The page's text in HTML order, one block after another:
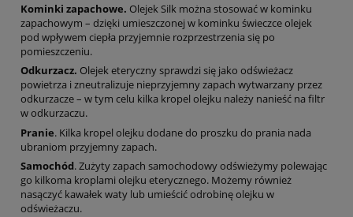
Kominki zapachowe. Olejek Silk można stosować w kominku
zapachowym – dzięki umieszczonej w kominku świeczce olejek
pod wpływem ciepła przyjemnie rozprzestrzenia się po
pomieszczeniu.
Odkurzacz. Olejek eteryczny sprawdzi się jako odświeżacz
powietrza i zneutralizuje nieprzyjemny zapach wytwarzany przez
odkurzacze – w tym celu kilka kropel olejku należy nanieść na filtr
w odkurzaczu.
Pranie. Kilka kropel olejku dodane do proszku do prania nada
ubraniom przyjemny zapach.
Samochód. Zużyty zapach samochodowy odświeżymy polewając
go kilkoma kroplami olejku eterycznego. Możemy również
nasączyć kawałek waty lub umieścić odrobinę olejku w
odświeżaczu.